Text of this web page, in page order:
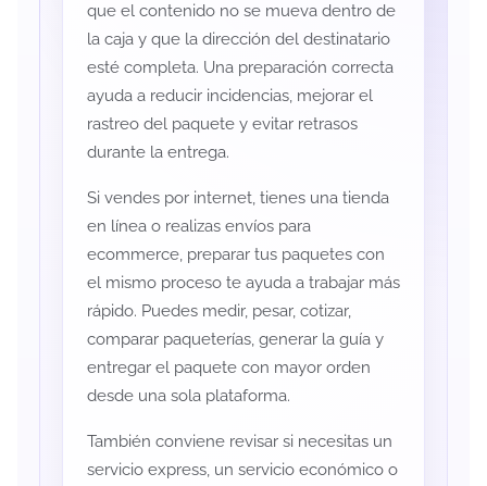
que el contenido no se mueva dentro de
la caja y que la dirección del destinatario
esté completa. Una preparación correcta
ayuda a reducir incidencias, mejorar el
rastreo del paquete y evitar retrasos
durante la entrega.
Si vendes por internet, tienes una tienda
en línea o realizas envíos para
ecommerce, preparar tus paquetes con
el mismo proceso te ayuda a trabajar más
rápido. Puedes medir, pesar, cotizar,
comparar paqueterías, generar la guía y
entregar el paquete con mayor orden
desde una sola plataforma.
También conviene revisar si necesitas un
servicio express, un servicio económico o